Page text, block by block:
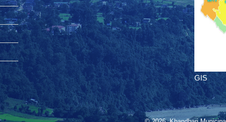
GIS